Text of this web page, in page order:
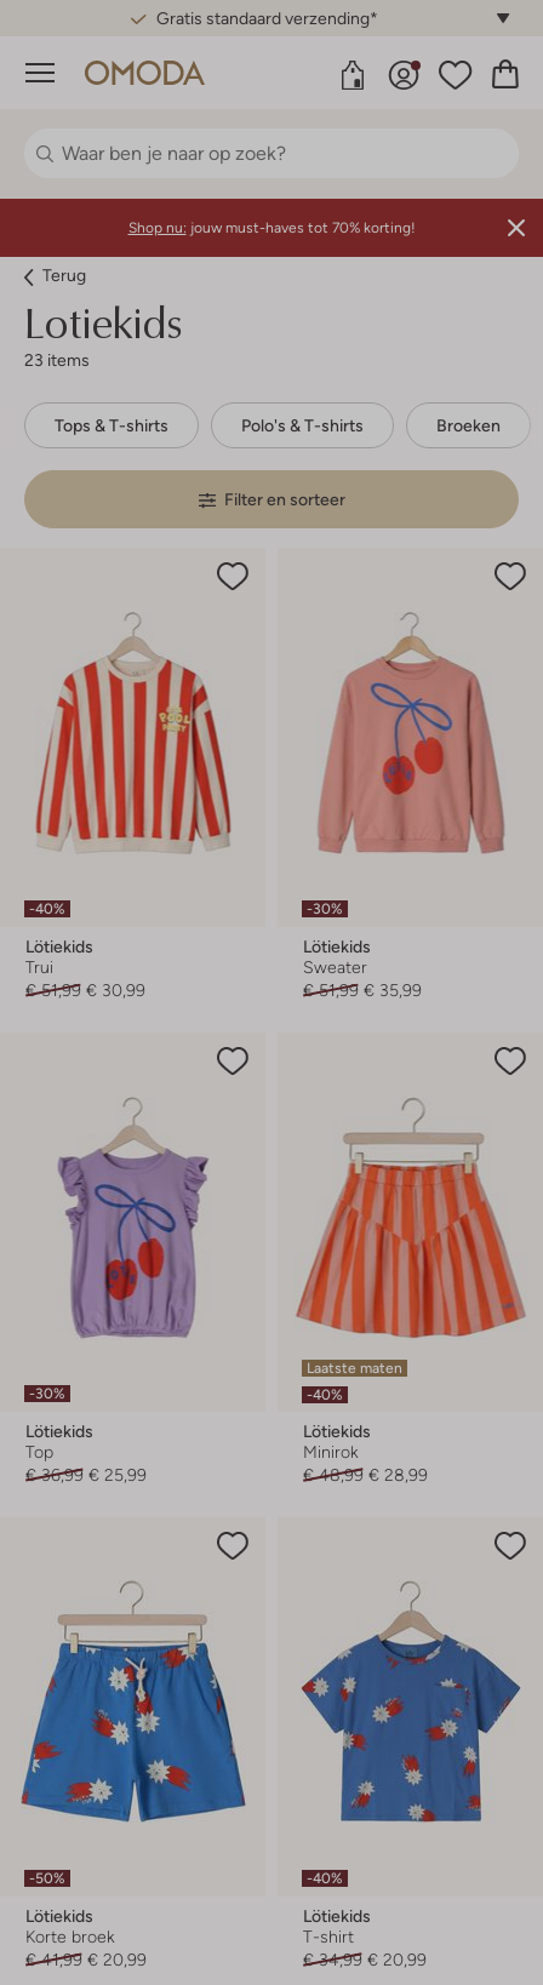
Gratis standaard verzending*
Menu
Shop nu: jouw must-haves tot 70% korting!
Terug
Lotiekids
23 items
Tops & T-shirts Polo's & T-shirts Broeken
Filter en sorteer
-40%
Lötiekids
Trui
€ 51,99 € 30,99
-30%
Lötiekids
Sweater
€ 51,99 € 35,99
-30%
Lötiekids
Top
€ 36,99 € 25,99
Laatste maten
-40%
Lötiekids
Minirok
€ 48,99 € 28,99
-50%
Lötiekids
Korte broek
€ 41,99 € 20,99
-40%
Lötiekids
T-shirt
€ 34,99 € 20,99